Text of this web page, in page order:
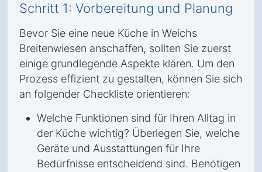
Schritt 1: Vorbereitung und Planung
Bevor Sie eine neue Küche in Weichs
Breitenwiesen anschaffen, sollten Sie zuerst
einige grundlegende Aspekte klären. Um den
Prozess effizient zu gestalten, können Sie sich
an folgender Checkliste orientieren:
Welche Funktionen sind für Ihren Alltag in
der Küche wichtig? Überlegen Sie, welche
Geräte und Ausstattungen für Ihre
Bedürfnisse entscheidend sind. Benötigen